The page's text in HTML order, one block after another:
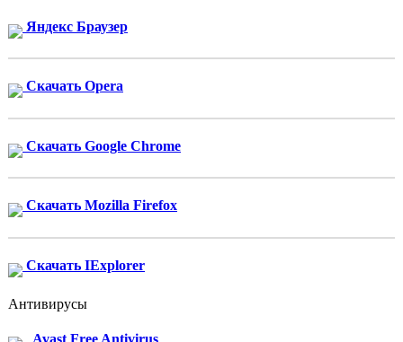
Яндекс Браузер
Скачать Opera
Скачать Google Chrome
Скачать Mozilla Firefox
Скачать IExplorer
Антивирусы